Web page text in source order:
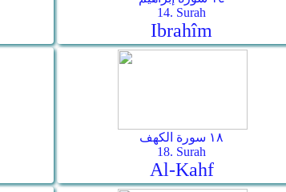
14. Surah
Ibrahîm
١٨ سورة الكهف
18. Surah
Al-Kahf